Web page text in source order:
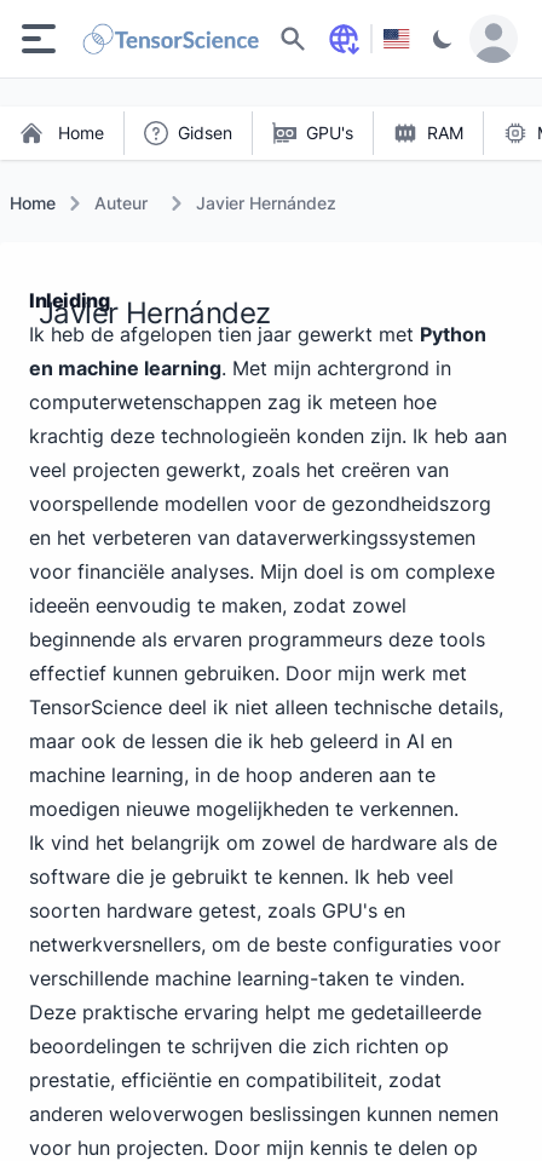
Zoeken
Home Gidsen GPU's RAM
Home Auteur Javier Hernández
Inleiding
Javier Hernández
Ik heb de afgelopen tien jaar gewerkt met Python
en machine learning. Met mijn achtergrond in
computerwetenschappen zag ik meteen hoe
krachtig deze technologieën konden zijn. Ik heb aan
veel projecten gewerkt, zoals het creëren van
voorspellende modellen voor de gezondheidszorg
en het verbeteren van dataverwerkingssystemen
voor financiële analyses. Mijn doel is om complexe
ideeën eenvoudig te maken, zodat zowel
beginnende als ervaren programmeurs deze tools
effectief kunnen gebruiken. Door mijn werk met
TensorScience deel ik niet alleen technische details,
maar ook de lessen die ik heb geleerd in AI en
machine learning, in de hoop anderen aan te
moedigen nieuwe mogelijkheden te verkennen.
Ik vind het belangrijk om zowel de hardware als de
software die je gebruikt te kennen. Ik heb veel
soorten hardware getest, zoals GPU's en
netwerkversnellers, om de beste configuraties voor
verschillende machine learning-taken te vinden.
Deze praktische ervaring helpt me gedetailleerde
beoordelingen te schrijven die zich richten op
prestatie, efficiëntie en compatibiliteit, zodat
anderen weloverwogen beslissingen kunnen nemen
voor hun projecten. Door mijn kennis te delen op